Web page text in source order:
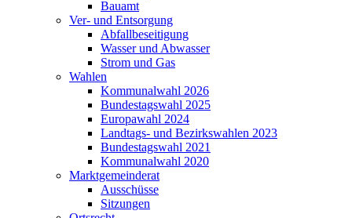
Bauamt
Ver- und Entsorgung
Abfallbeseitigung
Wasser und Abwasser
Strom und Gas
Wahlen
Kommunalwahl 2026
Bundestagswahl 2025
Europawahl 2024
Landtags- und Bezirkswahlen 2023
Bundestagswahl 2021
Kommunalwahl 2020
Marktgemeinderat
Ausschüsse
Sitzungen